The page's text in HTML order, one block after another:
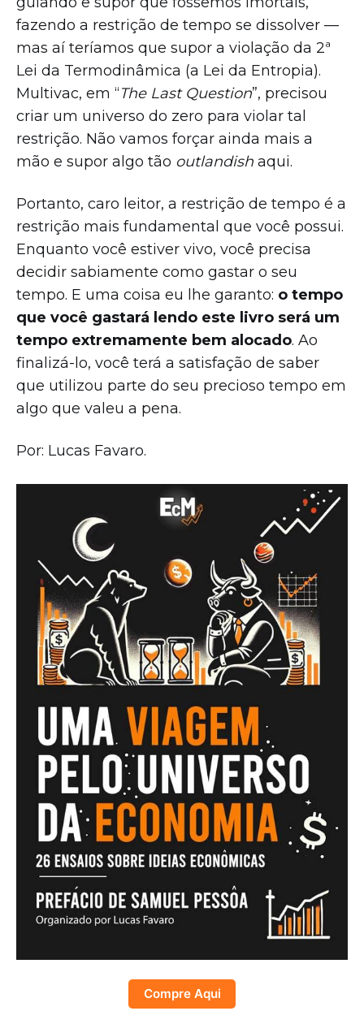
fazendo a restrição de tempo se dissolver —
mas aí teríamos que supor a violação da 2ª
Lei da Termodinâmica (a Lei da Entropia).
Multivac, em “The Last Question”, precisou
criar um universo do zero para violar tal
restrição. Não vamos forçar ainda mais a
mão e supor algo tão outlandish aqui.
Portanto, caro leitor, a restrição de tempo é a
restrição mais fundamental que você possui.
Enquanto você estiver vivo, você precisa
decidir sabiamente como gastar o seu
tempo. E uma coisa eu lhe garanto: o tempo
que você gastará lendo este livro será um
tempo extremamente bem alocado. Ao
finalizá-lo, você terá a satisfação de saber
que utilizou parte do seu precioso tempo em
algo que valeu a pena.
Por: Lucas Favaro.
Compre Aqui